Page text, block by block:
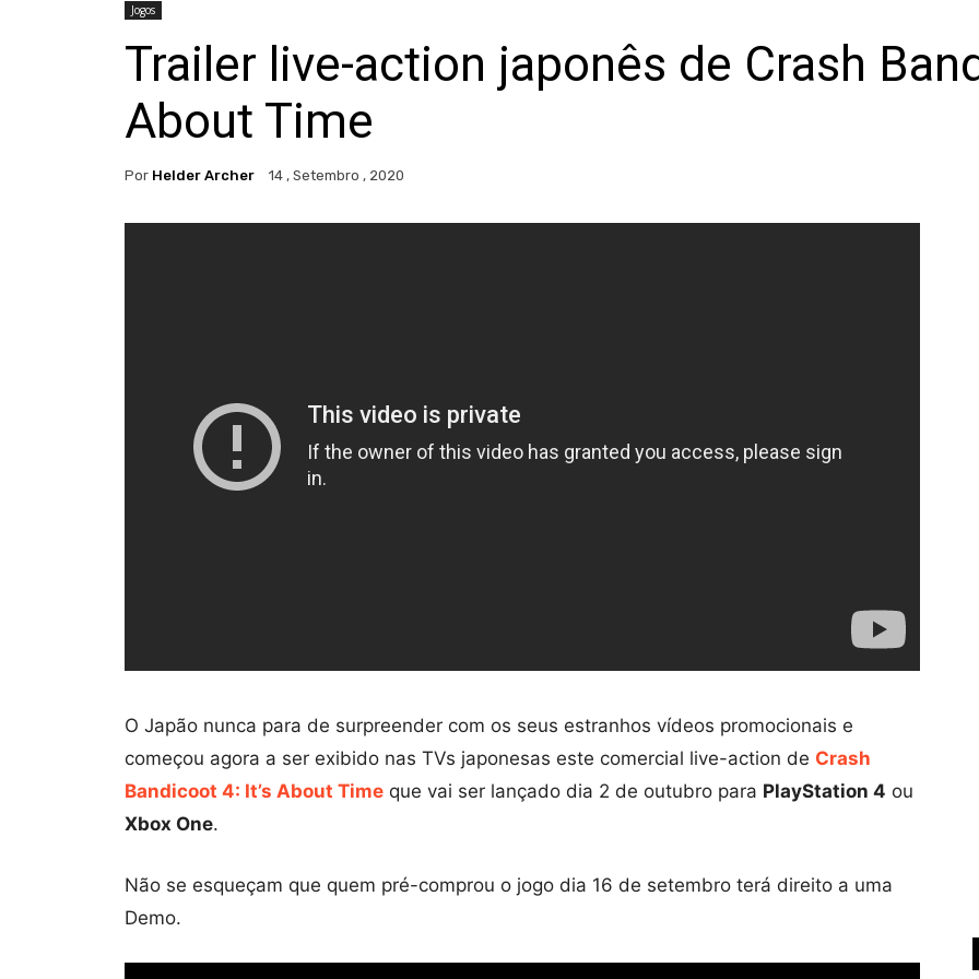
Jogos
Trailer live-action japonês de Crash
About Time
Por Helder Archer 14 , Setembro , 2020
O Japão nunca para de surpreender com os seus estranhos vídeos promocionais e
começou agora a ser exibido nas TVs japonesas este comercial live-action de Crash
Bandicoot 4: It’s About Time que vai ser lançado dia 2 de outubro para PlayStation 4 ou
Xbox One.
Não se esqueçam que quem pré-comprou o jogo dia 16 de setembro terá direito a uma
Demo.